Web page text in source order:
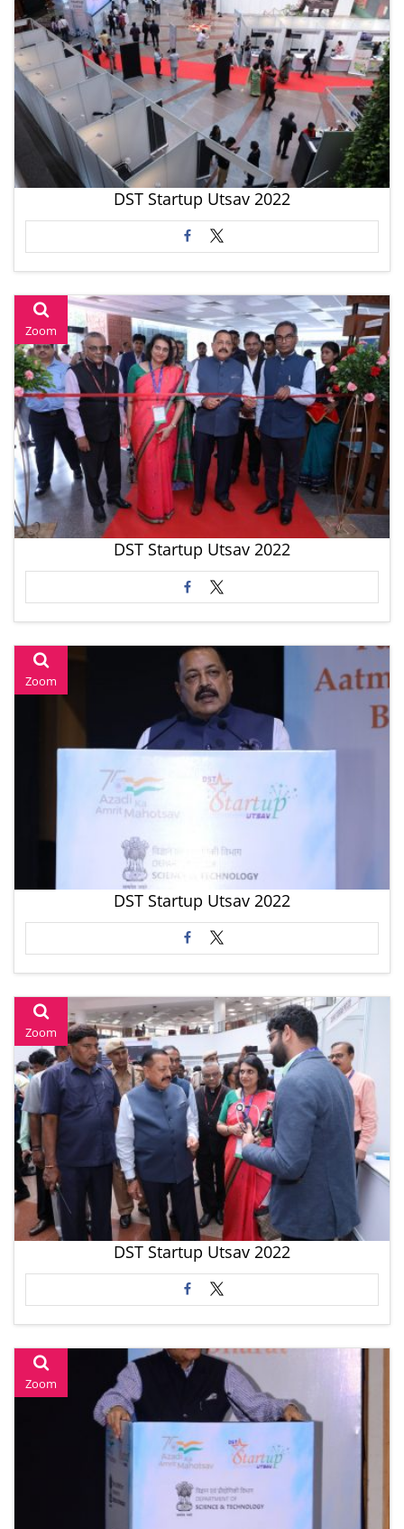
DST Startup Utsav 2022
Zoom
DST Startup Utsav 2022
Zoom
DST Startup Utsav 2022
Zoom
DST Startup Utsav 2022
Zoom